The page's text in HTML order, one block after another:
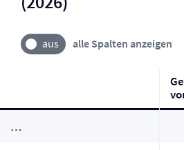
alle Spalten anzeigen
…